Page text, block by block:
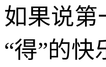
如果说第
“得”的